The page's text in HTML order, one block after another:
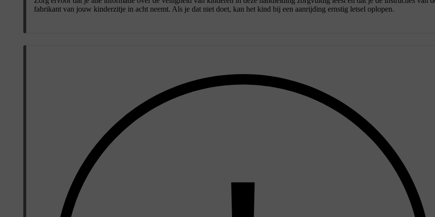
fabrikant van jouw kinderzitje in acht neemt. Als je dat niet doet, kan het kind bij een aanrijding ernstig letsel oplopen.